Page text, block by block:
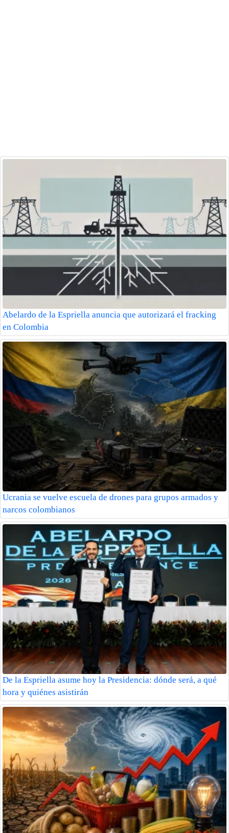
Abelardo de la Espriella anuncia que autorizará el fracking
en Colombia
Ucrania se vuelve escuela de drones para grupos armados y
narcos colombianos
De la Espriella asume hoy la Presidencia: dónde será, a qué
hora y quiénes asistirán